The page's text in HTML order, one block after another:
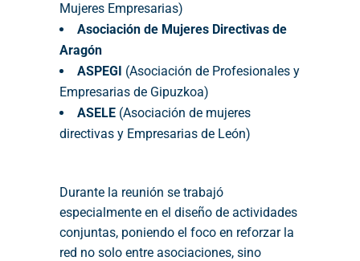
Mujeres Empresarias)
Asociación de Mujeres Directivas de
Aragón
ASPEGI (Asociación de Profesionales y
Empresarias de Gipuzkoa)
ASELE (Asociación de mujeres
directivas y Empresarias de León)
Durante la reunión se trabajó
especialmente en el diseño de actividades
conjuntas, poniendo el foco en reforzar la
red no solo entre asociaciones, sino